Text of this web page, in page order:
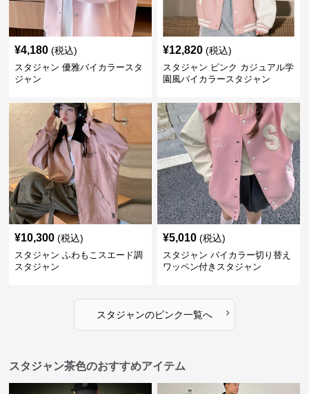
¥4,180 (税込)
スタジャン 優雅バイカラースタ
ジャン
¥12,820 (税込)
スタジャン ピンク カジュアル学
園風バイカラースタジャン
¥10,300 (税込)
スタジャン ふわもこスエード調
スタジャン
¥5,010 (税込)
スタジャン バイカラー切り替え
ワッペン付きスタジャン
スタジャンのピンク一覧へ ›
スタジャン茶色のおすすめアイテム